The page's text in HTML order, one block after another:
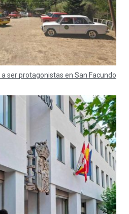
a ser protagonistas en San Facundo